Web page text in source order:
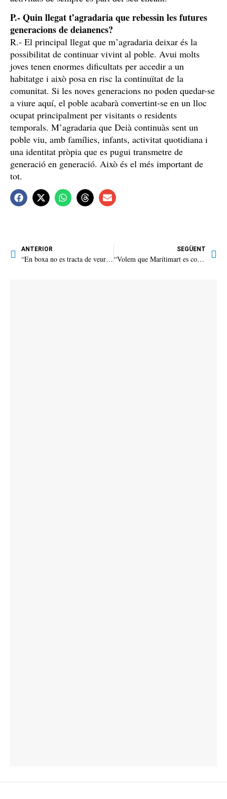
P.- Quin llegat t’agradaria que rebessin les futures
generacions de deianencs?
R.- El principal llegat que m’agradaria deixar és la
possibilitat de continuar vivint al poble. Avui molts
joves tenen enormes dificultats per accedir a un
habitatge i això posa en risc la continuïtat de la
comunitat. Si les noves generacions no poden quedar-se
a viure aquí, el poble acabarà convertint-se en un lloc
ocupat principalment per visitants o residents
temporals. M’agradaria que Deià continuàs sent un
poble viu, amb famílies, infants, activitat quotidiana i
una identitat pròpia que es pugui transmetre de
generació en generació. Això és el més important de
tot.
ANTERIOR
“En boxa no es tracta de veure qui pega més fort, sinó de qui ho fa millor”
SEGÜENT
“Volem que Marítimart es converteixi en una cita estable en el calendari cultural”